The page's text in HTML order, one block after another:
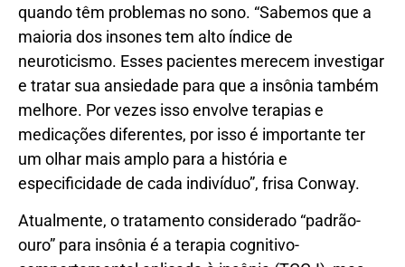
quando têm problemas no sono. “Sabemos que a
maioria dos insones tem alto índice de
neuroticismo. Esses pacientes merecem investigar
e tratar sua ansiedade para que a insônia também
melhore. Por vezes isso envolve terapias e
medicações diferentes, por isso é importante ter
um olhar mais amplo para a história e
especificidade de cada indivíduo”, frisa Conway.
Atualmente, o tratamento considerado “padrão-
ouro” para insônia é a terapia cognitivo-